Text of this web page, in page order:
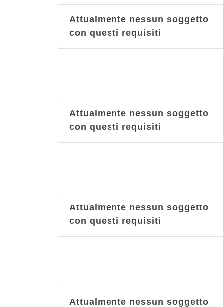
frazione Campolo 22, Grizzana Morandi
Attualmente nessun soggetto
con questi requisiti
Attualmente nessun soggetto
con questi requisiti
Attualmente nessun soggetto
con questi requisiti
Attualmente nessun soggetto